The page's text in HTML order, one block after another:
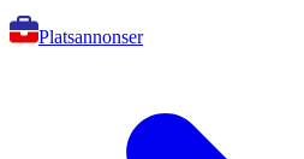
Platsannonser